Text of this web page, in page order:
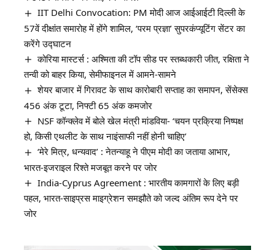
IIT Delhi Convocation: PM मोदी आज आईआईटी दिल्ली के
57वें दीक्षांत समारोह में होंगे शामिल, ‘परम प्रज्ञा’ सुपरकंप्यूटिंग सेंटर का
करेंगे उद्घाटन
कोरिया मास्टर्स : अश्मिता की टॉप सीड पर स्तब्धकारी जीत, रक्षिता ने
तन्वी को बाहर किया, सेमीफाइनल में आमने-सामने
शेयर बाजार में गिरावट के साथ कारोबारी सप्ताह का समापन, सेंसेक्स
456 अंक टूटा, निफ्टी 65 अंक कमजोर
NSF कॉन्क्लेव में बोले खेल मंत्री मांडविया- ‘चयन प्रक्रिया निष्पक्ष
हो, किसी एथलीट के साथ नाइंसाफी नहीं होनी चाहिए’
‘मेरे मित्र, धन्यवाद’ : नेतन्याहू ने पीएम मोदी का जताया आभार,
भारत-इजराइल रिश्ते मजबूत करने पर जोर
India-Cyprus Agreement : भारतीय कामगारों के लिए बड़ी
पहल, भारत-साइप्रस माइग्रेशन समझौते को जल्द अंतिम रूप देने पर
जोर